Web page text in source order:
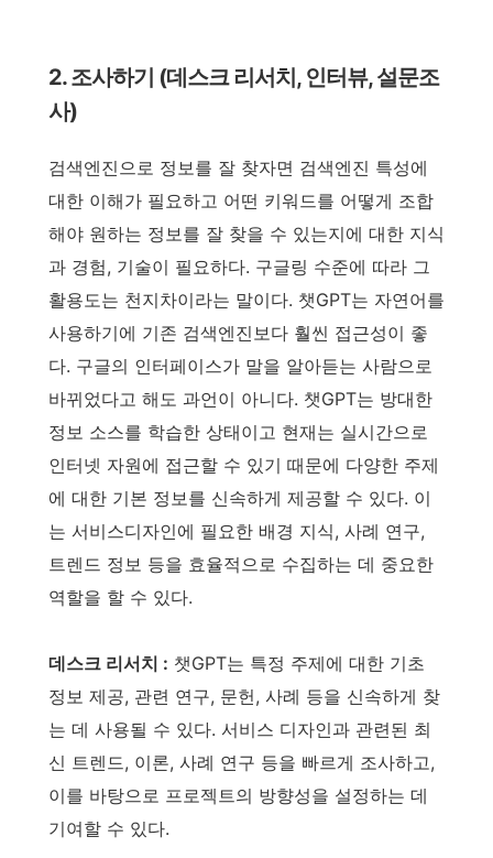
2. 조사하기 (데스크 리서치, 인터뷰, 설문조
사)
검색엔진으로 정보를 잘 찾자면 검색엔진 특성에
대한 이해가 필요하고 어떤 키워드를 어떻게 조합
해야 원하는 정보를 잘 찾을 수 있는지에 대한 지식
과 경험, 기술이 필요하다. 구글링 수준에 따라 그
활용도는 천지차이라는 말이다. 챗GPT는 자연어를
사용하기에 기존 검색엔진보다 훨씬 접근성이 좋
다. 구글의 인터페이스가 말을 알아듣는 사람으로
바뀌었다고 해도 과언이 아니다. 챗GPT는 방대한
정보 소스를 학습한 상태이고 현재는 실시간으로
인터넷 자원에 접근할 수 있기 때문에 다양한 주제
에 대한 기본 정보를 신속하게 제공할 수 있다. 이
는 서비스디자인에 필요한 배경 지식, 사례 연구,
트렌드 정보 등을 효율적으로 수집하는 데 중요한
역할을 할 수 있다.
데스크 리서치 : 챗GPT는 특정 주제에 대한 기초
정보 제공, 관련 연구, 문헌, 사례 등을 신속하게 찾
는 데 사용될 수 있다. 서비스 디자인과 관련된 최
신 트렌드, 이론, 사례 연구 등을 빠르게 조사하고,
이를 바탕으로 프로젝트의 방향성을 설정하는 데
기여할 수 있다.